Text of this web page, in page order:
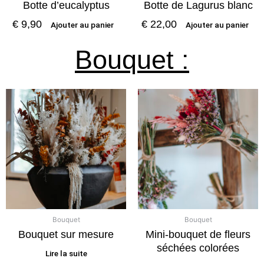
Botte d’eucalyptus
€ 9,90 Ajouter au panier
Botte de Lagurus blanc
€ 22,00 Ajouter au panier
Bouquet :
Bouquet
Bouquet sur mesure
Lire la suite
Bouquet
Mini-bouquet de fleurs
séchées colorées